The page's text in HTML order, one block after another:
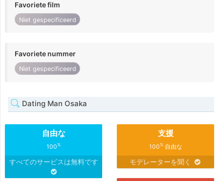
Favoriete film
Niet gespecificeerd
Favoriete nummer
Niet gespecificeerd
Dating Man Osaka
自由な
100%
すべてのサービスは無料です
支援
100%自由な
モデレーターを聞く